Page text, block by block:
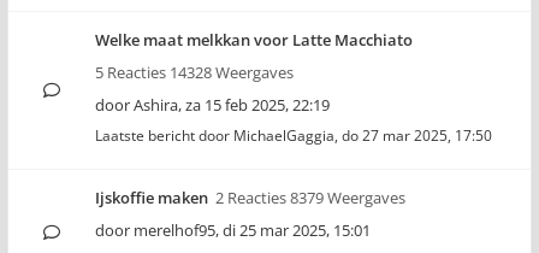
Welke maat melkkan voor Latte Macchiato
5 Reacties 14328 Weergaves
doorAshira,za 15 feb 2025, 22:19
Laatste bericht door MichaelGaggia, do 27 mar 2025, 17:50
Ijskoffie maken 2 Reacties 8379 Weergaves
door merelhof95,di 25 mar 2025, 15:01